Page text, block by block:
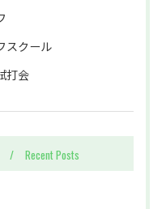
スクール
打会
Recent Posts